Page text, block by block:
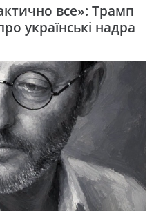
все»: Трамп
українські надра